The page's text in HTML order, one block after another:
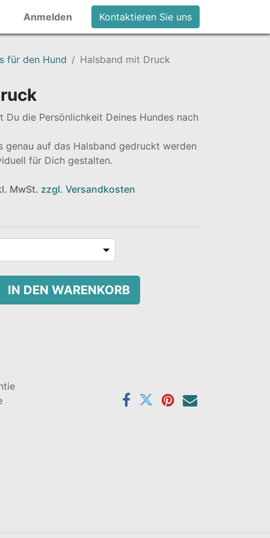
Anmelden Kontaktieren Sie uns
für den Hund Halsband mit Druck
Du die Persönlichkeit Deines Hundes nach
genau auf das Halsband gedruckt werden
für Dich gestalten.
MwSt. zzgl. Versandkosten
IN DEN WARENKORB